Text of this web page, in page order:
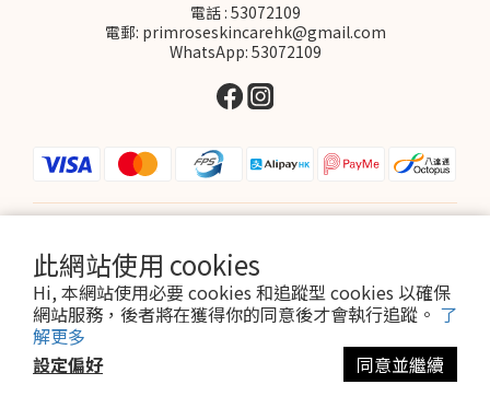
此網站使用 cookies
Hi, 本網站使用必要 cookies 和追蹤型 cookies 以確保
網站服務，後者將在獲得你的同意後才會執行追蹤。 了
解更多
設定偏好
同意並繼續
電話 : 53072109
電郵: primroseskincarehk@gmail.com
WhatsApp: 53072109
HKD